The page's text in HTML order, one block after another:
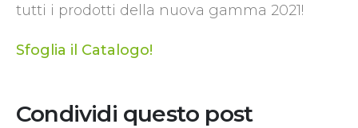
tutti i prodotti della nuova gamma 2021!
Sfoglia il Catalogo!
Condividi questo post